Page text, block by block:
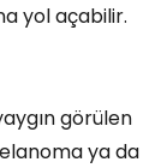
yol açabilir.
görülen
ya da